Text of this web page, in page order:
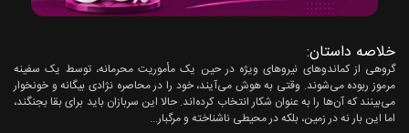
خلاصه داستان:
گروهی از کماندوهای نیروهای ویژه در حین یک مأموریت محرمانه، توسط یک سفینه
مرموز ربوده می‌شوند. وقتی به هوش می‌آیند، خود را در محاصره نژادی بیگانه و خونخوار
می‌بینند که آن‌ها را به عنوان شکار انتخاب کرده‌اند. حالا این سربازان باید برای بقا بجنگند،
اما این بار نه در زمین، بلکه در محیطی ناشناخته و مرگبار...